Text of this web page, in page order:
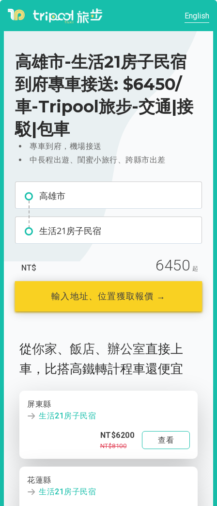
English
高雄市-生活21房子民宿
到府專車接送: $6450/
車-Tripool旅步-交通|接
駁|包車
專車到府，機場接送
中長程出遊、閨蜜小旅行、跨縣市出差
高雄市
生活21房子民宿
NT$ 6450 起
輸入地址、位置獲取報價 →
從你家、 飯店、 辦公室直接上
車， 比搭高鐵轉計程車還便宜
屏東縣
生活21房子民宿
NT$6200
NT$8100
查看
花蓮縣
生活21房子民宿